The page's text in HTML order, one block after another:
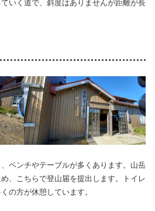
いく道で、斜度はありませんが距離が長
ベンチやテーブルが多くあります。山岳
、こちらで登山届を提出します。トイレ
の方が休憩しています。